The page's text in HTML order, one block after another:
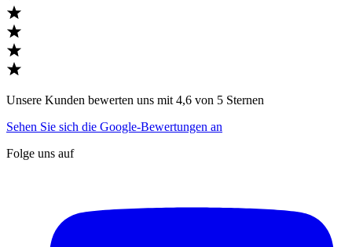
Unsere Kunden bewerten uns mit 4,6 von 5 Sternen
Sehen Sie sich die Google-Bewertungen an
Folge uns auf